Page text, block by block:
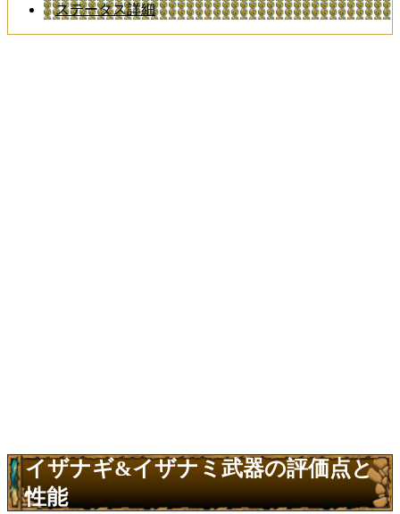
ステータス詳細
イザナギ&イザナミ武器の評価点と
性能